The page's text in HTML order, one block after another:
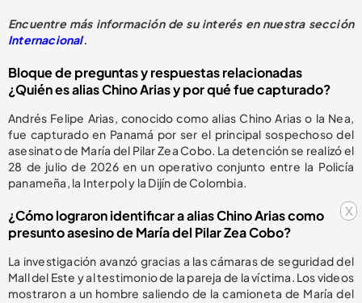
x
Encuentre más información de su interés en nuestra sección
Internacional.
Bloque de preguntas y respuestas relacionadas
¿Quién es alias Chino Arias y por qué fue capturado?
Andrés Felipe Arias, conocido como alias Chino Arias o la Nea,
fue capturado en Panamá por ser el principal sospechoso del
asesinato de María del Pilar Zea Cobo. La detención se realizó el
28 de julio de 2026 en un operativo conjunto entre la Policía
panameña, la Interpol y la Dijín de Colombia.
¿Cómo lograron identificar a alias Chino Arias como
presunto asesino de María del Pilar Zea Cobo?
La investigación avanzó gracias a las cámaras de seguridad del
Mall del Este y al testimonio de la pareja de la víctima. Los videos
mostraron a un hombre saliendo de la camioneta de María del